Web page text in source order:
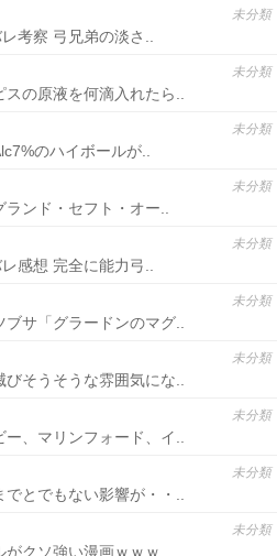
未分類
考察 弓兄弟の淡さ..
未分類
の原液を何滴入れたら..
未分類
のハイボールが..
未分類
ンド・セフト・オー..
未分類
感想 完全に能力弓..
未分類
サ「グラードンのマグ..
未分類
そうそうな雰囲気にな..
未分類
、マリンフォード、イ..
未分類
とでもない影響が・・..
未分類
クソ強い漫画ｗｗｗ..